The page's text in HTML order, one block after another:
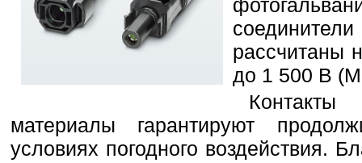
рассчитаны
до 1 500 В
материалы гарантируют
условиях погодного воздействия.